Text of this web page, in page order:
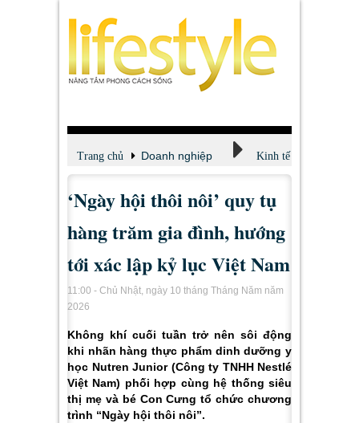
Trang chủ Doanh nghiệp Kinh tế
‘Ngày hội thôi nôi’ quy tụ
hàng trăm gia đình, hướng
tới xác lập kỷ lục Việt Nam
11:00 - Chủ Nhật, ngày 10 tháng Tháng Năm năm
2026
Không khí cuối tuần trở nên sôi động
khi nhãn hàng thực phẩm dinh dưỡng y
học Nutren Junior (Công ty TNHH Nestlé
Việt Nam) phối hợp cùng hệ thống siêu
thị mẹ và bé Con Cưng tổ chức chương
trình “Ngày hội thôi nôi”.